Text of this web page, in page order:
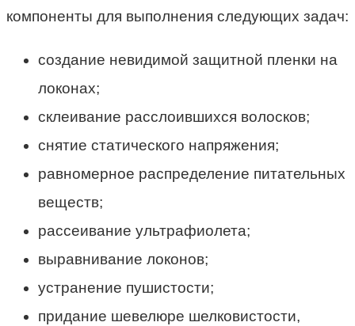
компоненты для выполнения следующих задач:
создание невидимой защитной пленки на
локонах;
склеивание расслоившихся волосков;
снятие статического напряжения;
равномерное распределение питательных
веществ;
рассеивание ультрафиолета;
выравнивание локонов;
устранение пушистости;
придание шевелюре шелковистости,